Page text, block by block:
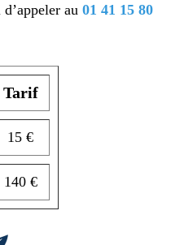
au 01 41 15 80
Tarif
15 €
140 €